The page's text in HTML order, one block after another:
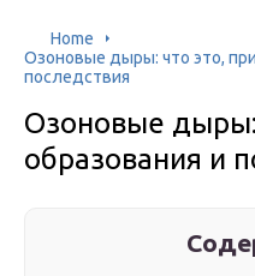
Home
Озоновые дыры: что это,
последствия
Озоновые
образования и